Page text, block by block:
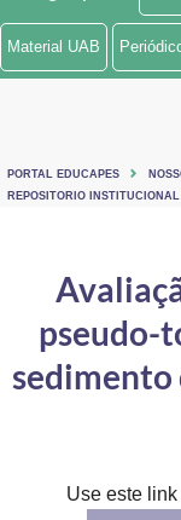
Ministério de Minas e
Ministério do Turismo
Controladoria-Geral da
Ministério da Mulher, da
Gabinete de Segurança
Material UAB
PORTAL EDUCAPES
REPOSITORIO
pseudo-
sedimento
Use este